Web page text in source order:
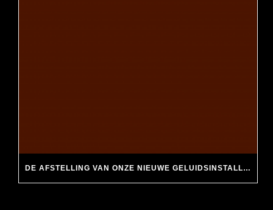
DE AFSTELLING VAN ONZE NIEUWE GELUIDSINSTALLATIE GAAT STEEDS BETER.